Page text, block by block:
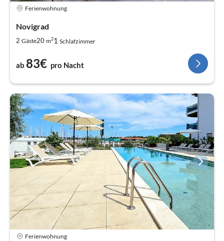
Ferienwohnung
Novigrad
2 Gäste20 m21 Schlafzimmer
ab 83€ pro Nacht
Ferienwohnung